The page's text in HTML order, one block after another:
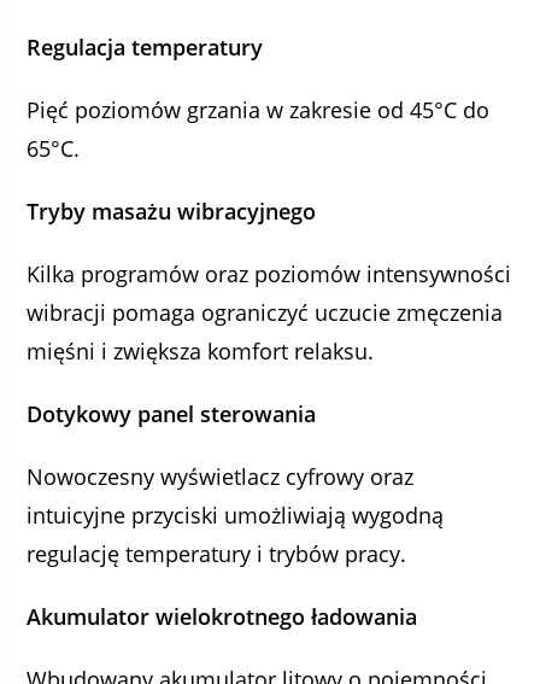
Regulacja temperatury
Pięć poziomów grzania w zakresie od 45°C do
65°C.
Tryby masażu wibracyjnego
Kilka programów oraz poziomów intensywności
wibracji pomaga ograniczyć uczucie zmęczenia
mięśni i zwiększa komfort relaksu.
Dotykowy panel sterowania
Nowoczesny wyświetlacz cyfrowy oraz
intuicyjne przyciski umożliwiają wygodną
regulację temperatury i trybów pracy.
Akumulator wielokrotnego ładowania